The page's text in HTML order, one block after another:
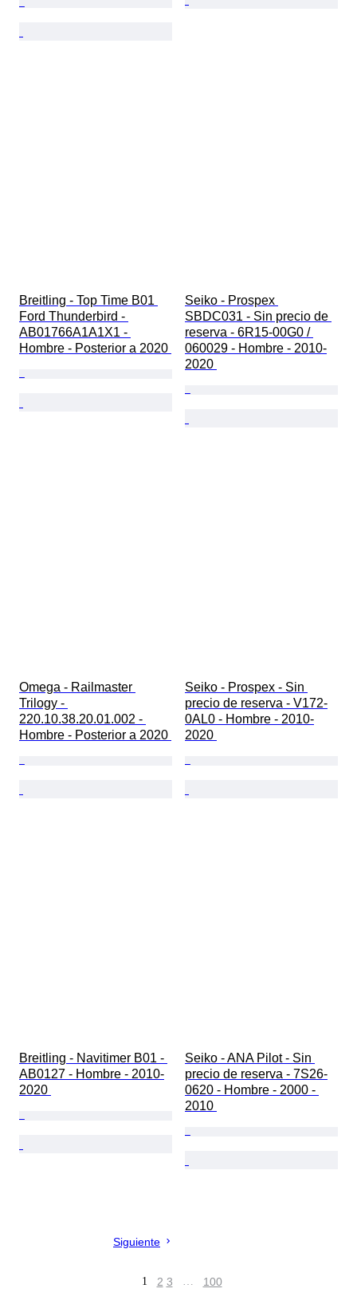
Breitling - Top Time B01
Ford Thunderbird -
AB01766A1A1X1 -
Hombre - Posterior a 2020
Seiko - Prospex
SBDC031 - Sin precio de
reserva - 6R15-00G0 /
060029 - Hombre - 2010-
2020
Omega - Railmaster
Trilogy -
220.10.38.20.01.002 -
Hombre - Posterior a 2020
Seiko - Prospex - Sin
precio de reserva - V172-
0AL0 - Hombre - 2010-
2020
Breitling - Navitimer B01 -
AB0127 - Hombre - 2010-
2020
Seiko - ANA Pilot - Sin
precio de reserva - 7S26-
0620 - Hombre - 2000 -
2010
Siguiente
1 2 3 … 100